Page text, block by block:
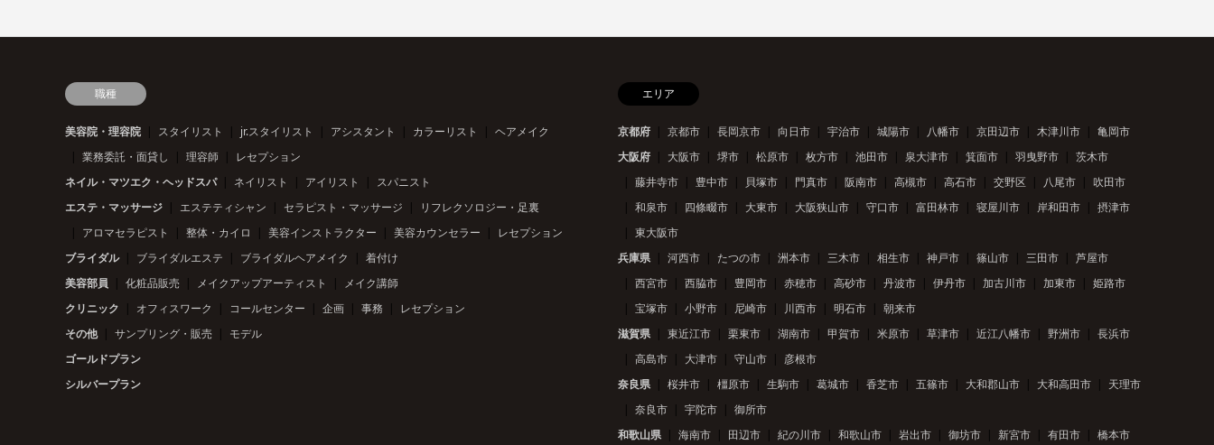
職種
美容院・理容院 スタイリスト jr.スタイリスト アシスタント カラーリスト
ヘアメイク
業務委託・面貸し
理容師
レセプション
ネイル・マツエク・ヘッドスパ
ネイリスト アイリスト
スパニスト
エステ・マッサージ
エステティシャン セラピスト・マッサージ
リフレクソロジー・足裏
アロマセラピスト
整体・カイロ 美容インストラクター 美容カウンセラー
レセプション
ブライダル
ブライダルエステ ブライダルヘアメイク
着付け
美容部員
化粧品販売 メイクアップアーティスト
メイク講師
クリニック
オフィスワーク コールセンター 企画 事務
レセプション
その他
サンプリング・販売
モデル
ゴールドプラン
シルバープラン
エリア
京都府 京都市 長岡京市 向日市 宇治市 城陽市 八幡市 京田辺市 木津川市
亀岡市
大阪府
大阪市 堺市 松原市 枚方市 池田市 泉大津市 箕面市 羽曳野市
茨木市
藤井寺市
豊中市 貝塚市 門真市 阪南市 高槻市 高石市 交野区 八尾市
吹田市
和泉市
四條畷市 大東市 大阪狭山市 守口市 富田林市 寝屋川市 岸和田市
摂津市
東大阪市
兵庫県
河西市 たつの市 洲本市 三木市 相生市 神戸市 篠山市 三田市
芦屋市
西宮市
西脇市 豊岡市 赤穂市 高砂市 丹波市 伊丹市 加古川市 加東市
姫路市
宝塚市
小野市 尼崎市 川西市 明石市
朝来市
滋賀県
東近江市 栗東市 湖南市 甲賀市 米原市 草津市 近江八幡市 野洲市
長浜市
高島市
大津市 守山市
彦根市
奈良県
桜井市 橿原市 生駒市 葛城市 香芝市 五篠市 大和郡山市 大和高田市
天理市
奈良市
宇陀市
御所市
和歌山県
海南市 田辺市 紀の川市 和歌山市 岩出市 御坊市 新宮市 有田市 橋本市